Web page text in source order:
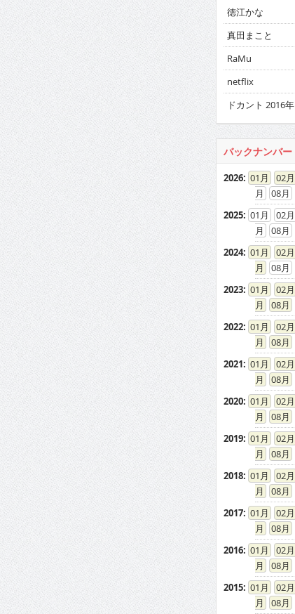
徳江かな
真田まこと
RaMu
netflix
ドカント 2016年
バックナンバー
2026: 01 02
08
2025: 01 02
08
2024: 01 02
08
2023: 01 02
08
2022: 01 02
08
2021: 01 02
08
2020: 01 02
08
2019: 01 02
08
2018: 01 02
08
2017: 01 02
08
2016: 01 02
08
2015: 01 02
08